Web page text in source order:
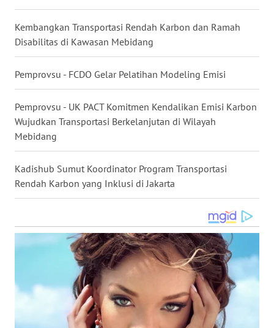
Kembangkan Transportasi Rendah Karbon dan Ramah
Disabilitas di Kawasan Mebidang
Pemprovsu - FCDO Gelar Pelatihan Modeling Emisi
Pemprovsu - UK PACT Komitmen Kendalikan Emisi Karbon
Wujudkan Transportasi Berkelanjutan di Wilayah
Mebidang
Kadishub Sumut Koordinator Program Transportasi
Rendah Karbon yang Inklusi di Jakarta
NUSANTARA
WN
JOGJA
WN
JATIM
WN
BALI
WN
WN
WN